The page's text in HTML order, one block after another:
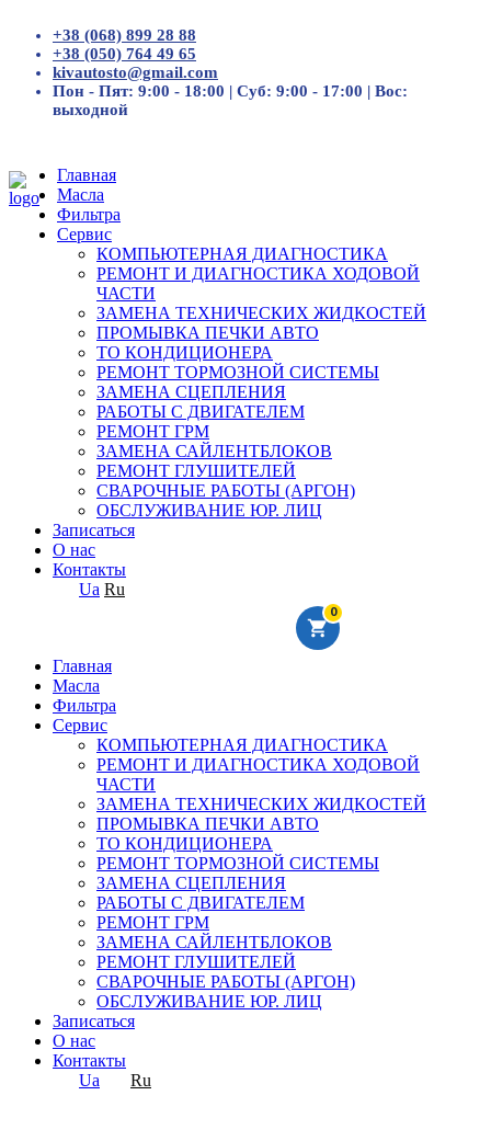
+38 (068) 899 28 88
+38 (050) 764 49 65
kivautosto@gmail.com
Пон - Пят: 9:00 - 18:00 | Суб: 9:00 - 17:00 | Вос:
выходной
Главная
Масла
Фильтра
Сервис
КОМПЬЮТЕРНАЯ ДИАГНОСТИКА
РЕМОНТ И ДИАГНОСТИКА ХОДОВОЙ
ЧАСТИ
ЗАМЕНА ТЕХНИЧЕСКИХ ЖИДКОСТЕЙ
ПРОМЫВКА ПЕЧКИ АВТО
ТО КОНДИЦИОНЕРА
РЕМОНТ ТОРМОЗНОЙ СИСТЕМЫ
ЗАМЕНА СЦЕПЛЕНИЯ
РАБОТЫ С ДВИГАТЕЛЕМ
РЕМОНТ ГРМ
ЗАМЕНА САЙЛЕНТБЛОКОВ
РЕМОНТ ГЛУШИТЕЛЕЙ
СВАРОЧНЫЕ РАБОТЫ (АРГОН)
ОБСЛУЖИВАНИЕ ЮР. ЛИЦ
Записаться
О нас
Контакты
Ua Ru
Главная
Масла
Фильтра
Сервис
КОМПЬЮТЕРНАЯ ДИАГНОСТИКА
РЕМОНТ И ДИАГНОСТИКА ХОДОВОЙ
ЧАСТИ
ЗАМЕНА ТЕХНИЧЕСКИХ ЖИДКОСТЕЙ
ПРОМЫВКА ПЕЧКИ АВТО
ТО КОНДИЦИОНЕРА
РЕМОНТ ТОРМОЗНОЙ СИСТЕМЫ
ЗАМЕНА СЦЕПЛЕНИЯ
РАБОТЫ С ДВИГАТЕЛЕМ
РЕМОНТ ГРМ
ЗАМЕНА САЙЛЕНТБЛОКОВ
РЕМОНТ ГЛУШИТЕЛЕЙ
СВАРОЧНЫЕ РАБОТЫ (АРГОН)
ОБСЛУЖИВАНИЕ ЮР. ЛИЦ
Записаться
О нас
Контакты
Ua
Ru
0